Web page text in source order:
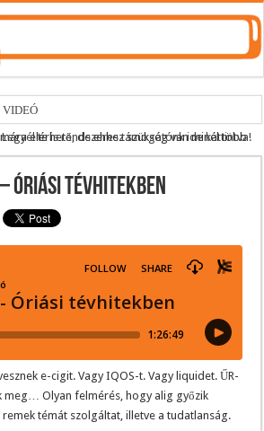
VIDEÓ
2.0
lista
Legyél te is rendszeres támogatónk ide kattintva!
Óriási tévhitekben
e-cigit. Vagy IQOS-t. Vagy liquidet. ŰR-
meg… Olyan felmérés, hogy alig győzik
remek témát szolgáltat, illetve a tudatlanság.